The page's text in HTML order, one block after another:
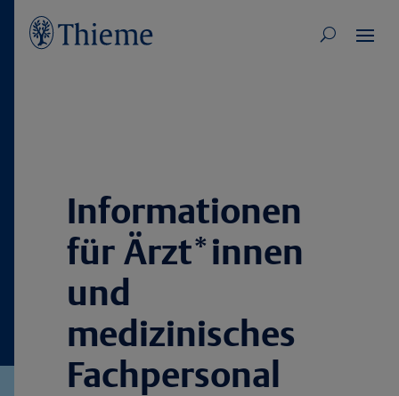
Informationen
für Ärzt*innen
und
medizinisches
Fachpersonal